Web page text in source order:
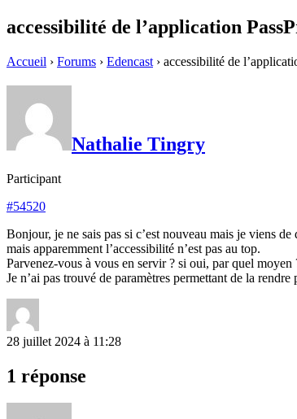
accessibilité de l’application
Accueil › Forums › Edencast › accessibilité de
Nathalie Tingry
Participant
#54520
Bonjour, je ne sais pas si c’est nouveau mais je viens
mais apparemment l’accessibilité n’est pas au top.
Parvenez-vous à vous en servir ? si oui, par quel moyen
Je n’ai pas trouvé de paramètres permettant de la rendre
28 juillet 2024 à 11:28
1 réponse